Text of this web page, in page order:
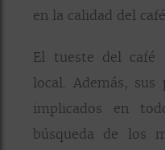
en la calidad del
El tueste del café
local. Además,
implicados en
búsqueda de los